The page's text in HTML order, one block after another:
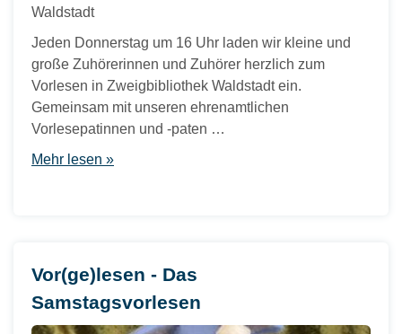
Waldstadt
Jeden Donnerstag um 16 Uhr laden wir kleine und
große Zuhörerinnen und Zuhörer herzlich zum
Vorlesen in Zweigbibliothek Waldstadt ein.
Gemeinsam mit unseren ehrenamtlichen
Vorlesepatinnen und -paten …
Mehr lesen »
Vor(ge)lesen - Das
Samstagsvorlesen